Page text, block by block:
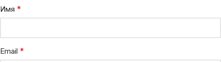
Имя *
Email *